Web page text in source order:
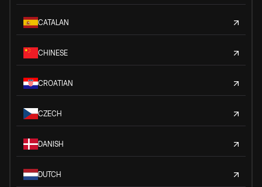
CATALAN
CHINESE
CROATIAN
CZECH
DANISH
DUTCH